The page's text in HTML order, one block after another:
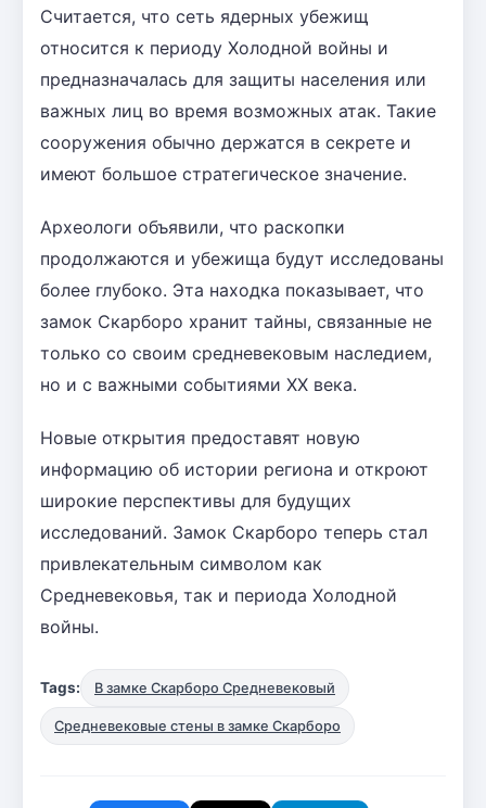
Считается, что сеть ядерных убежищ
относится к периоду Холодной войны и
предназначалась для защиты населения или
важных лиц во время возможных атак. Такие
сооружения обычно держатся в секрете и
имеют большое стратегическое значение.
Археологи объявили, что раскопки
продолжаются и убежища будут исследованы
более глубоко. Эта находка показывает, что
замок Скарборо хранит тайны, связанные не
только со своим средневековым наследием,
но и с важными событиями XX века.
Новые открытия предоставят новую
информацию об истории региона и откроют
широкие перспективы для будущих
исследований. Замок Скарборо теперь стал
привлекательным символом как
Средневековья, так и периода Холодной
войны.
Tags: В замке Скарборо Средневековый
Средневековые стены в замке Скарборо